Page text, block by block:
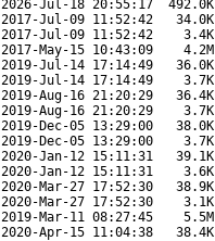
2026-Jul-18 20:55:17
492.0K
2017-Jul-09 11:52:42
34.0K
2017-Jul-09 11:52:42
3.4K
2017-May-15 10:43:09
4.2M
2019-Jul-14 17:14:49
36.0K
2019-Jul-14 17:14:49
3.7K
2019-Aug-16 21:20:29
36.4K
2019-Aug-16 21:20:29
3.7K
2019-Dec-05 13:29:00
38.0K
2019-Dec-05 13:29:00
3.7K
2020-Jan-12 15:11:31
39.1K
2020-Jan-12 15:11:31
3.6K
2020-Mar-27 17:52:30
38.9K
2020-Mar-27 17:52:30
3.1K
2019-Mar-11 08:27:45
5.5M
2020-Apr-15 11:04:38
38.4K